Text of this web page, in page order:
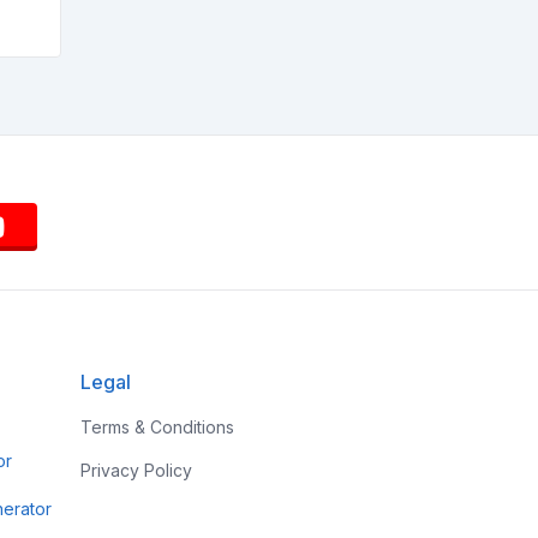
Legal
Terms & Conditions
Privacy Policy